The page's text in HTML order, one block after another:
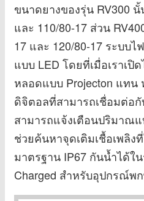
ขนาดยางของรุ่น RV300
และ 110/80-17 ส่วน
17 และ 120/80-17 ระบบไ
แบบ LED โดยที่เมื่อเราเปิ
หลอดแบบ Projecton แท
ดิจิตอลที่สามารถเชื่อมต่อ
สามารถแจ้งเตือนปริมาณ
ช่วยค้นหาจุดเติมเชื้อเพลิง
มาตรฐาน IP67 กันน้ำได้ใ
Charged สำหรับอุปกรณ์พ